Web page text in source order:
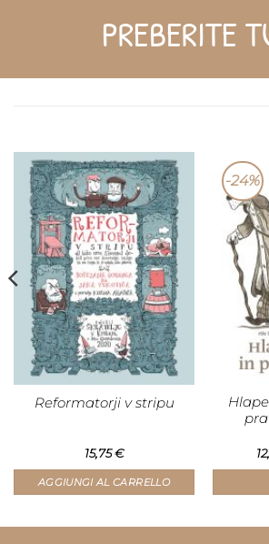
PREBERITE
Reformatorji v stripu
15,75€
AGGIUNGI AL CARRELLO
-24%